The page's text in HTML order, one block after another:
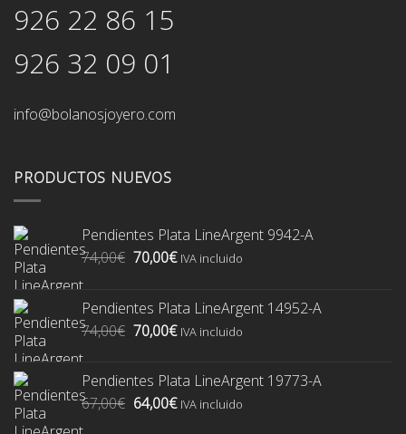
926 22 86 15
926 32 09 01
info@bolanosjoyero.com
PRODUCTOS NUEVOS
Pendientes Plata LineArgent 9942-A
74,00€ El
era:
74,00€.
70,00€El
es:
70,00€.
IVA incluido
Pendientes Plata LineArgent 14952-A
74,00€ El
era:
74,00€.
70,00€El
es:
70,00€.
IVA incluido
Pendientes Plata LineArgent 19773-A
67,00€ El
64,00€ElIVA incluido